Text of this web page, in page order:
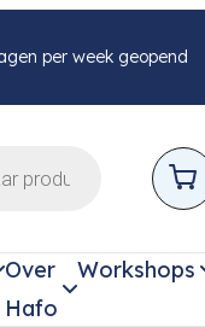
per week geopend
Over
Hafo
Workshops